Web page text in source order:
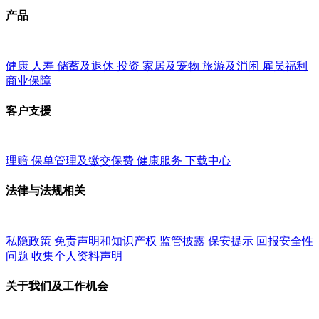
产品
健康 人寿 储蓄及退休 投资 家居及宠物 旅游及消闲 雇员福利
商业保障
客户支援
理赔 保单管理及缴交保费 健康服务 下载中心
法律与法规相关
私隐政策 免责声明和知识产权 监管披露 保安提示 回报安全性
问题 收集个人资料声明
关于我们及工作机会